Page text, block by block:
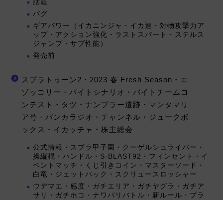
話題
バグ
ギアパワー（イカニンジャ・イカ速・対物攻撃力ア
ップ・アクション強化・ラストスパート・ステルス
ジャンプ・サブ性能）
発売前
スプラトゥーン2・2023 春 Fresh Season・エ
ゾッコリー・バイトシナリオ・バイトチームコ
ンテスト・タツ・ナンプラー遺跡・マンタマリ
ア号・バンカラジオ・チャンネル・ジュークボ
ックス・イカッチャ・株主総会
公式情報・スプラ甲子園・クーゲルシュライバー・
操縦棍・ハンドル・S-BLAST92・フィンセント・イ
ベントマッチ・くじ引きコイン・マスターソード・
白竜・ジェットパック・スクリュースロッシャー
ウデマエ・感度・ガチエリア・ガチヤグラ・ガチア
サリ・ガチホコ・ナワバリバトル・新ルール・プラ